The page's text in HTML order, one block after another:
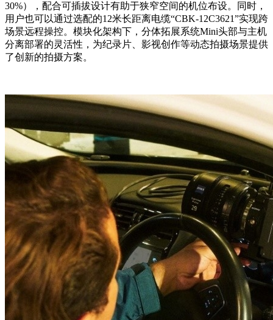
30%），配合可插拔设计有助于狭窄空间的机位布设。同时，
用户也可以通过选配的12米长距离电缆“CBK-12C3621”实现跨
场景远程操控。模块化架构下，分体拓展系统Mini头部与主机
分离部署的灵活性，为纪录片、影视创作等动态拍摄场景提供
了创新的拍摄方案。